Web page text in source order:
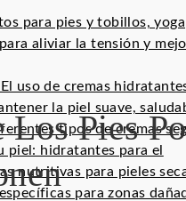
para pies y tobillos, yoga
aliviar la tensión y
uso de cremas
la piel suave,
tipos de cremas
piel: hidratantes para el
nutritivas para pieles
para zonas
Los Pies